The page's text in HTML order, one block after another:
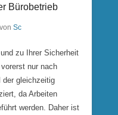
Bürobetrieb
von Sc
zu Ihrer Sicherheit
nur nach
der gleichzeitig
da Arbeiten
werden. Daher ist